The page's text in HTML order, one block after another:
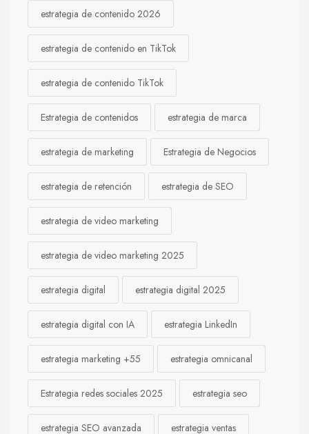
estrategia de contenido 2026
estrategia de contenido en TikTok
estrategia de contenido TikTok
Estrategia de contenidos estrategia de marca
estrategia de marketing Estrategia de Negocios
estrategia de retención estrategia de SEO
estrategia de video marketing
estrategia de video marketing 2025
estrategia digital estrategia digital 2025
estrategia digital con IA estrategia LinkedIn
estrategia marketing +55 estrategia omnicanal
Estrategia redes sociales 2025 estrategia seo
estrategia SEO avanzada estrategia ventas